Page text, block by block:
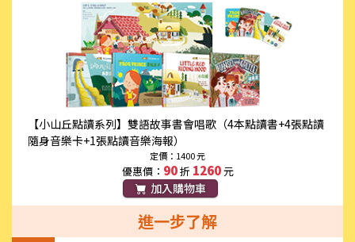
【小山丘點讀系列】雙語故事書會唱歌（4本點讀書+4張點讀
隨身音樂卡+1張點讀音樂海報）
定價：1400 元
優惠價： 90折 1260元
加入購物車
進一步了解